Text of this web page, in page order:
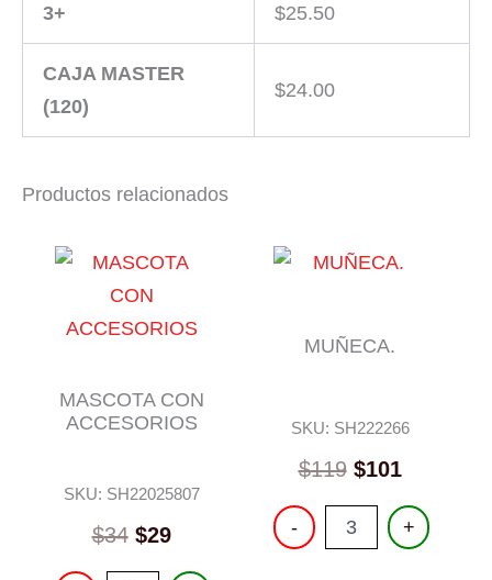
3+ $25.50
CAJA MASTER
(120)
$24.00
Productos relacionados
MASCOTA CON
ACCESORIOS
SKU: SH22025807
$34 $29
MUÑECA.
SKU: SH222266
$119 $101
-
MUÑECA.
cantidad
+